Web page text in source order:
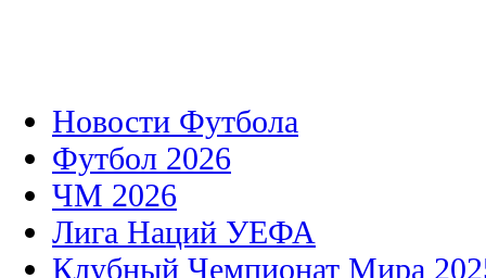
Новости Футбола
Футбол 2026
ЧМ 2026
Лига Наций УЕФА
Клубный Чемпионат Мира